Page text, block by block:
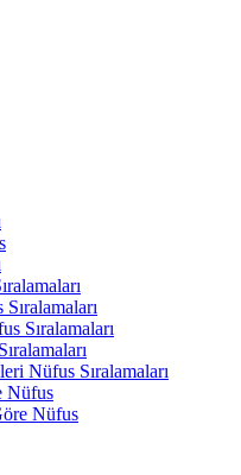
Sıralamaları
Nüfus Sıralamaları
Nüfus
Nüfus